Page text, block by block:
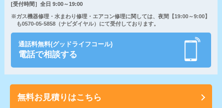
[受付時間］全日 9:00～19:00
※ガス機器修理・水まわり修理・エアコン修理に関しては、夜間【19:00～9:00】
も0570-05-5858（ナビダイヤル）にて受付しております。
通話料無料(グッドライフコール)
電話で相談する
無料お見積りはこちら